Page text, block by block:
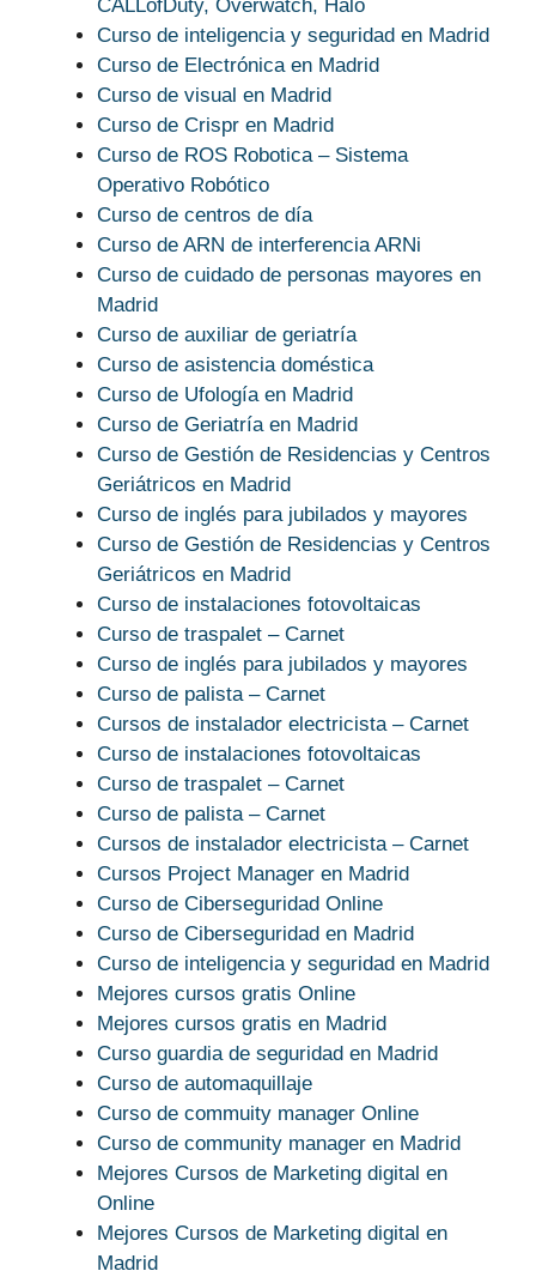
CALLofDuty, Overwatch, Halo
Curso de inteligencia y seguridad en Madrid
Curso de Electrónica en Madrid
Curso de visual en Madrid
Curso de Crispr en Madrid
Curso de ROS Robotica – Sistema
Operativo Robótico
Curso de centros de día
Curso de ARN de interferencia ARNi
Curso de cuidado de personas mayores en
Madrid
Curso de auxiliar de geriatría
Curso de asistencia doméstica
Curso de Ufología en Madrid
Curso de Geriatría en Madrid
Curso de Gestión de Residencias y Centros
Geriátricos en Madrid
Curso de inglés para jubilados y mayores
Curso de Gestión de Residencias y Centros
Geriátricos en Madrid
Curso de instalaciones fotovoltaicas
Curso de traspalet – Carnet
Curso de inglés para jubilados y mayores
Curso de palista – Carnet
Cursos de instalador electricista – Carnet
Curso de instalaciones fotovoltaicas
Curso de traspalet – Carnet
Curso de palista – Carnet
Cursos de instalador electricista – Carnet
Cursos Project Manager en Madrid
Curso de Ciberseguridad Online
Curso de Ciberseguridad en Madrid
Curso de inteligencia y seguridad en Madrid
Mejores cursos gratis Online
Mejores cursos gratis en Madrid
Curso guardia de seguridad en Madrid
Curso de automaquillaje
Curso de commuity manager Online
Curso de community manager en Madrid
Mejores Cursos de Marketing digital en
Online
Mejores Cursos de Marketing digital en
Madrid